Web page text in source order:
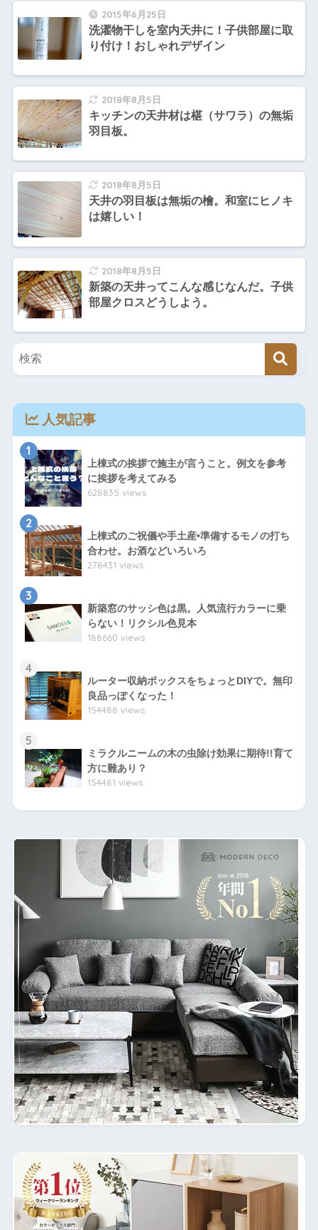
2015年6月25日
洗濯物干しを室内天井に！子供部屋に取
り付け！おしゃれデザイン
2018年8月5日
キッチンの天井材は椹（サワラ）の無垢
羽目板。
2018年8月5日
天井の羽目板は無垢の檜。和室にヒノキ
は嬉しい！
2018年8月5日
新築の天井ってこんな感じなんだ。子供
部屋クロスどうしよう。
人気記事
1
上棟式の挨拶で施主が言うこと。例文を参考
に挨拶を考えてみる
628835 views
2
上棟式のご祝儀や手土産•準備するモノの打ち
合わせ。お酒などいろいろ
278431 views
3
新築窓のサッシ色は黒。人気流行カラーに乗
らない！リクシル色見本
188660 views
4
ルーター収納ボックスをちょっとDIYで。無印
良品っぽくなった！
154488 views
5
ミラクルニームの木の虫除け効果に期待!!育て
方に難あり？
154481 views